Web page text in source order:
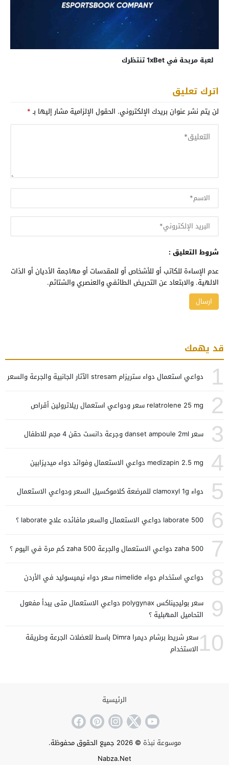
لعبة مربحة في 1xBet تنتظرك
اترك تعليق
لن يتم نشر عنوان بريدك الإلكتروني. الحقول الإلزامية مشار إليها بـ*
شروط التعليق :
عدم الإساءة للكاتب أو للأشخاص أو للمقدسات أو مهاجمة الأديان أو الذات
الالهية. والابتعاد عن التحريض الطائفي والعنصري والشتائم.
قد يهمك
1 دواعي استعمال دواء ستريزام stresam الآثار الجانبية والجرعة والسعر
2 relatrolene 25 mg سعر ودواعي استعمال ريلاترولين أقراص
3 سعر danset ampoule 2ml وجرعة دانست حقن 4 مجم للاطفال
4 medizapin 2.5 mg دواعي الاستعمال وفوائد دواء ميديزابين
5 دواء clamoxyl 1g للمرضعة كلاموكسيل السعر ودواعي الاستعمال
6 laborate 500 دواعي الاستعمال والسعر مافائده علاج laborate ؟
7 zaha 500 دواعي الاستعمال والجرعة zaha 500 كم مرة في اليوم ؟
8 دواعي استخدام دواء nimelide سعر دواء نيميسوليد في الأردن
9
سعر بوليجيناكس polygynax دواعي الاستعمال متى يبدأ مفعول
التحاميل المهبلية ؟
10
سعر شريط برشام ديمرا Dimra باسط للعضلات الجرعة وطريقة
الاستخدام
الرئيسية
موسوعة نبذة © 2026 جميع الحقوق محفوظة.
Nabza.Net